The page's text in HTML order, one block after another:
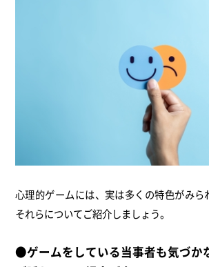
心理的ゲームには、実は多くの特色がみら
それらについてご紹介しましょう。
●ゲームをしている当事者も気づか